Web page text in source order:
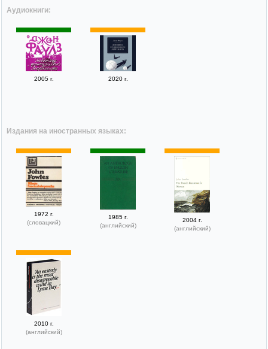
Аудиокниги:
2005 г. 2020 г.
Издания на иностранных языках:
1972 г.
(словацкий)
1985 г.
(английский)
2004 г.
(английский)
2010 г.
(английский)